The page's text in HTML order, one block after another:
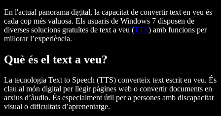
En l'actual panorama digital, la capacitat de convertir text en veu és
cada cop més valuosa. Els usuaris de Windows 7 disposen de
diverses solucions gratuïtes de text a veu (TTS) amb funcions per
millorar l’experiència.
Què és el text a veu?
La tecnologia Text to Speech (TTS) converteix text escrit en veu. És
clau al món digital per llegir pàgines web o convertir documents en
arxius d’àudio. És especialment útil per a persones amb discapacitat
visual o dificultats d’aprenentatge.